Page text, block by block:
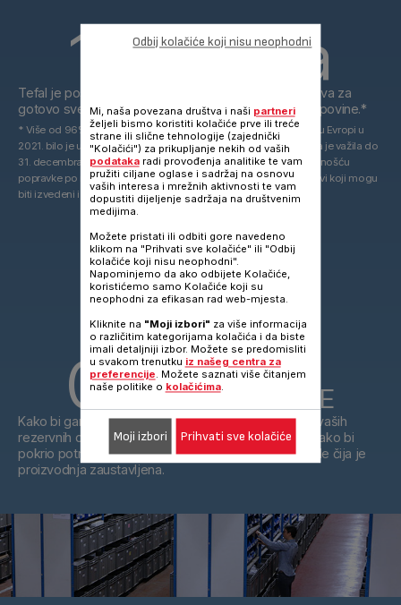
15 godina
Tefal je posvećen pružanju tehničkih rezervnih dijelova za
gotovo sve svoje proizvode čak 15 godina nakon kupovine.*
* Više od 96% proizvoda koje je Groupe Seb plasirao na tržište u Evropi u
2021. bilo je u skladu sa 10-godišnjom obavezom popravke koja je važila do
31. decembra 2021. i ista je zamenjena sa 15-godišnjom mogućnošću
popravke po razumnoj cijeni od 1. januara 2022.. Rezervni dijelovi koji mogu
biti izvedeni iz alternativnih tehnologija.
8,3MILIONA
DIJELOVA NA PREKO
30
000M2POVRŠINE
Kako bi garantirao maksimalnu trenutnu dostupnost vaših
rezervnih dijelova, Tefal skladišti rezervne dijelove kako bi
pokrio potrebe u godinama koje dolaze, na proizvode čija je
proizvodnja zaustavljena.
Mi, naša povezana društva i naši partneri
željeli bismo koristiti kolačiće prve ili treće
strane ili slične tehnologije (zajednički
"Kolačići") za prikupljanje nekih od vaših
podatakaradi provođenja analitike te vam
pružiti ciljane oglase i sadržaj na osnovu
vaših interesa i mrežnih aktivnosti te vam
dopustiti dijeljenje sadržaja na društvenim
medijima.
Možete pristati ili odbiti gore navedeno
klikom na "Prihvati sve kolačiće" ili "Odbij
kolačiće koji nisu neophodni".
Napominjemo da ako odbijete Kolačiće,
koristićemo samo Kolačiće koji su
neophodni za efikasan rad web-mjesta.
Kliknite na "Moji izbori" za više informacija
o različitim kategorijama kolačića i da biste
imali detaljniji izbor. Možete se predomisliti
u svakom trenutku iz našeg centra za
preferencije. Možete saznati više čitanjem
naše politike o kolačićima.
Odbij kolačiće koji nisu neophodni
Moji izbori Prihvati sve kolačiće